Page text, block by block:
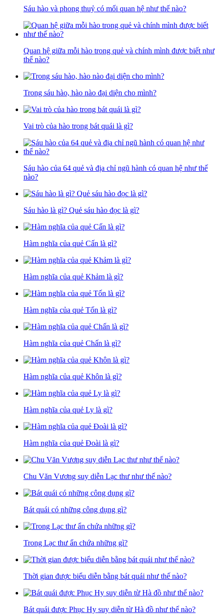
Sáu hào và phong thuỷ có mối quan hệ như thế nào?
Quan hệ giữa mỗi hào trong quẻ và chính mình được biết như
thế nào?
Trong sáu hào, hào nào đại diện cho mình?
Vai trò của hào trong bát quái là gì?
Sáu hào của 64 quẻ và địa chỉ ngũ hành có quan hệ như thế
nào?
Sáu hào là gì? Quẻ sáu hào đọc là gì?
Hàm nghĩa của quẻ Cấn là gì?
Hàm nghĩa của quẻ Khảm là gì?
Hàm nghĩa của quẻ Tốn là gì?
Hàm nghĩa của quẻ Chấn là gì?
Hàm nghĩa của quẻ Khôn là gì?
Hàm nghĩa của quẻ Ly là gì?
Hàm nghĩa của quẻ Đoài là gì?
Chu Văn Vương suy diễn Lạc thư như thế nào?
Bát quái có những công dụng gì?
Trong Lạc thư ẩn chứa những gì?
Thời gian được biểu diễn bằng bát quái như thế nào?
Bát quái được Phục Hy suy diễn từ Hà đồ như thế nào?